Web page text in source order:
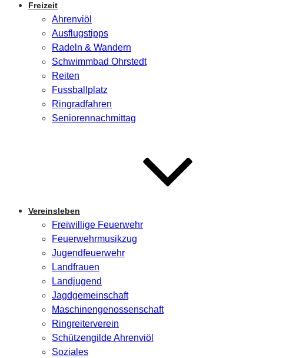
Freizeit
Ahrenviöl
Ausflugstipps
Radeln & Wandern
Schwimmbad Ohrstedt
Reiten
Fussballplatz
Ringradfahren
Seniorennachmittag
Vereinsleben
Freiwillige Feuerwehr
Feuerwehrmusikzug
Jugendfeuerwehr
Landfrauen
Landjugend
Jagdgemeinschaft
Maschinengenossenschaft
Ringreiterverein
Schützengilde Ahrenviöl
Soziales